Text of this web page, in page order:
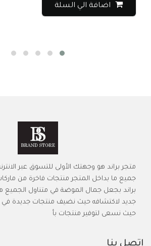
اضافة الي السلة
متجر براند هو وجهتك الأولى للتسوق عبر
جميع ما بداخل المتجر منتجات فاخرة من
براند بجعل جمال الموضة في متناول الجميع
جديد لاكتشافه حيث نضيف منتجات جديدة في
حيث نسعى لتوفير منتجات بأ
اتصل بنا